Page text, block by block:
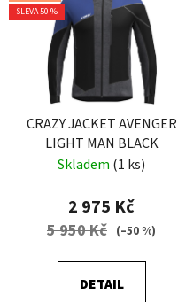
SLEVA 50 %
CRAZY JACKET AVENGER
LIGHT MAN BLACK
Skladem (1 ks)
2 975 Kč
5 950 Kč (–50 %)
DETAIL